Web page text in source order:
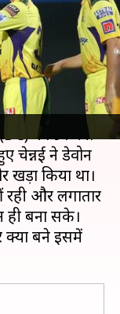
मैच में चेन्नई
को 91 रनों
चेन्नई ने डेवोन
खड़ा किया था।
और लगातार
बना सके।
बने इसमें